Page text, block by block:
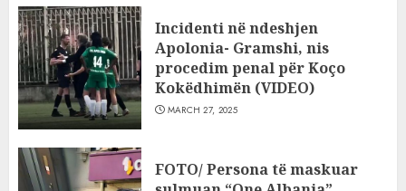
Incidenti në ndeshjen
Apolonia- Gramshi, nis
procedim penal për Koço
Kokëdhimën (VIDEO)
MARCH 27, 2025
FOTO/ Persona të maskuar